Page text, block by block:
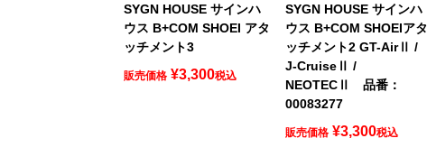
SYGN HOUSE サインハ
ウス B+COM SHOEI アタ
ッチメント3
販売価格 ¥3,300税込
SYGN HOUSE サインハ
ウス B+COM SHOEIアタ
ッチメント2 GT-AirⅡ /
J-CruiseⅡ /
NEOTECⅡ 品番：
00083277
販売価格 ¥3,300税込